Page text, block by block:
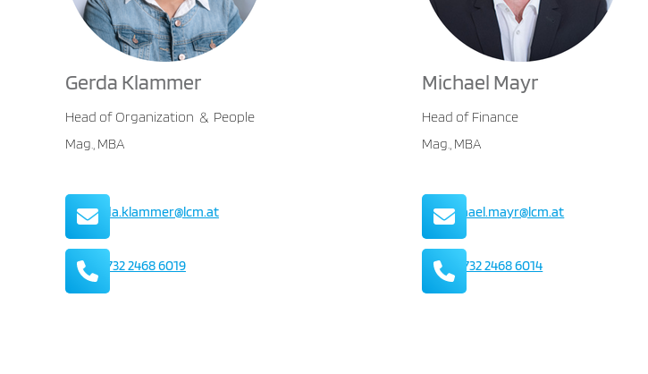
Gerda Klammer
Head of Organization & People
Mag., MBA
gerda.klammer@lcm.at
+43 732 2468 6019
Michael Mayr
Head of Finance
Mag., MBA
michael.mayr@lcm.at
+43 732 2468 6014